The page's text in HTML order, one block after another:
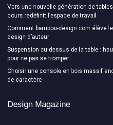
Vers une nouvelle génération de
cours redéfinit l’espace de travail
Comment bambou-design com élève
design d’auteur
Suspension au-dessus de la table :
pour ne pas se tromper
Choisir une console en bois massif
de caractère
Design Magazine